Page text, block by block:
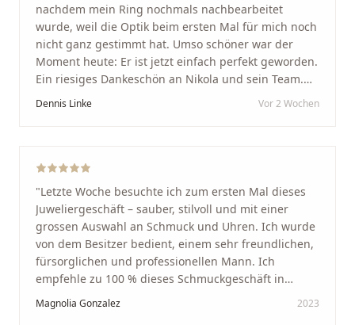
nachdem mein Ring nochmals nachbearbeitet
wurde, weil die Optik beim ersten Mal für mich noch
nicht ganz gestimmt hat. Umso schöner war der
Moment heute: Er ist jetzt einfach perfekt geworden.
Ein riesiges Dankeschön an Nikola und sein Team.
Vom ersten Termin an wurden wir jedes Mal
Arbeit und seine Kunden wirklich am Herzen liegen.
Service und echte Herzlichkeit schätzt, ist hier genau
richtig."
Dennis Linke Vor 2 Wochen
"Letzte Woche besuchte ich zum ersten Mal dieses
Juweliergeschäft – sauber, stilvoll und mit einer
grossen Auswahl an Schmuck und Uhren. Ich wurde
von dem Besitzer bedient, einem sehr freundlichen,
fürsorglichen und professionellen Mann. Ich
empfehle zu 100 % dieses Schmuckgeschäft in
Schaffhausen. Ich selbst war sehr zufrieden und
glücklich mit der Behandlung. Ich danke Ihnen – ich
Magnolia Gonzalez 2023